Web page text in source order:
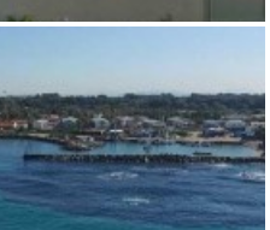
וילות,למכירה במכמורת,מכמורת